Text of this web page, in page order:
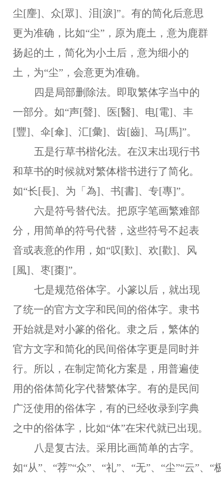
尘[麈]、众[眾]、泪[淚]”。有的简化后意思
更为准确，比如“尘”，原为鹿土，意为鹿群
扬起的土，简化为小土后，意为细小的
土，为“尘”，会意更为准确。
四是局部删除法。 即取繁体字当中的
一部分。如“声[聲]、医[醫]、电[電]、丰
[豐]、伞[傘]、汇[彙]、齿[齒]、马[馬]”。
五是行草书楷化法。 在汉末出现行书
和草书的时候就对繁体楷书进行了简化。
如“长[長]、为「為]、书[書]、专[專]”。
六是符号替代法。 把原字笔画繁难部
分，用简单的符号代替，这些符号不起表
音或表意的作用，如“叹[歎]、欢[歡]、风
[風]、枣[棗]”。
七是规范俗体字。 小篆以后，就出现
了统一的官方文字和民间的俗体字。隶书
开始就是对小篆的俗化。隶之后，繁体的
官方文字和简化的民间俗体字更是同时并
行。所以，在制定简化方案是，用普遍使
用的俗体简化字代替繁体字。有的是民间
广泛使用的俗体字，有的已经收录到字典
之中的俗体字，比如“体”在宋代就已出现。
八是复古法。 采用比画简单的古字。
如“从”、“荐”“众”、“礼”、“无”、“尘”“云”、“